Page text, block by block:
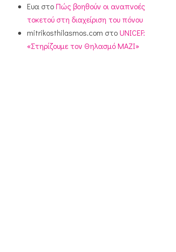
Ευα στοΠώς βοηθούν οι αναπνοές
τοκετού στη διαχείριση του πόνου
mitrikosthilasmos.com στοUNICEF:
«Στηρίζουμε τον Θηλασμό ΜΑΖΙ»